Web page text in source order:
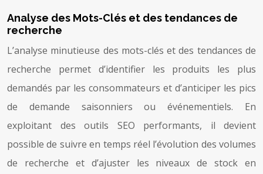
Analyse des Mots-Clés et des tendances de
recherche
L’analyse minutieuse des mots-clés et des tendances de
recherche permet d’identifier les produits les plus
demandés par les consommateurs et d’anticiper les pics
de demande saisonniers ou événementiels. En
exploitant des outils SEO performants, il devient
possible de suivre en temps réel l’évolution des volumes
de recherche et d’ajuster les niveaux de stock en